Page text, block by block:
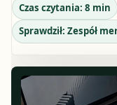
Czas czytania: 8 min
Sprawdził: Zespół